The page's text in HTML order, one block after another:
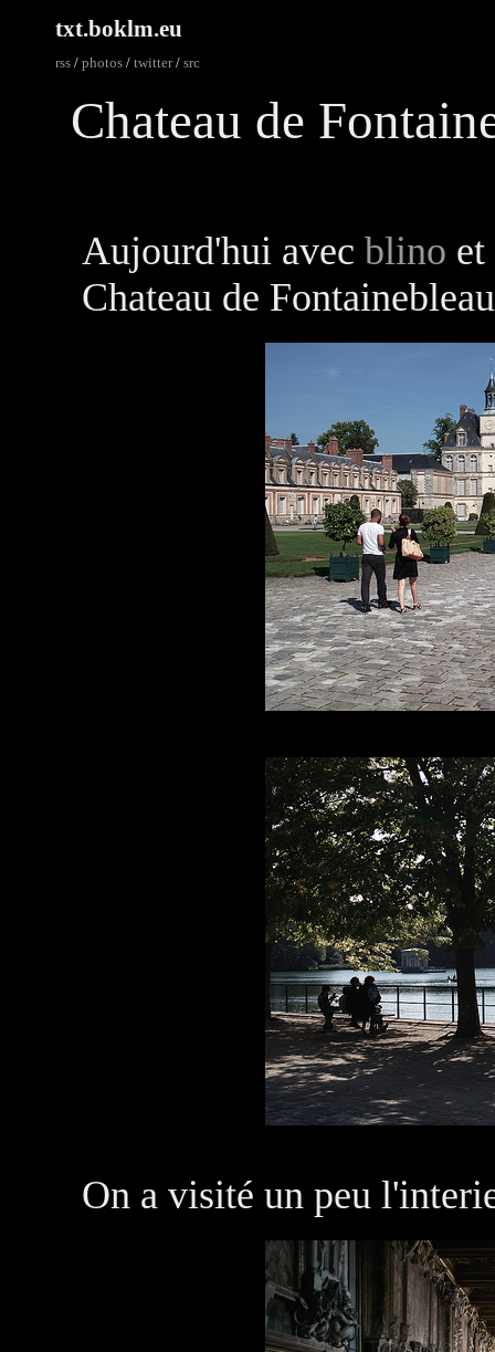
txt.boklm.eu
rss / photos / twitter/ src
Chateau de
Aujourd'hui avec blino et
Chateau de
On a visité un peu